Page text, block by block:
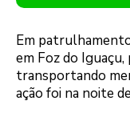
Em
em Foz do
transportando
ação foi na noite